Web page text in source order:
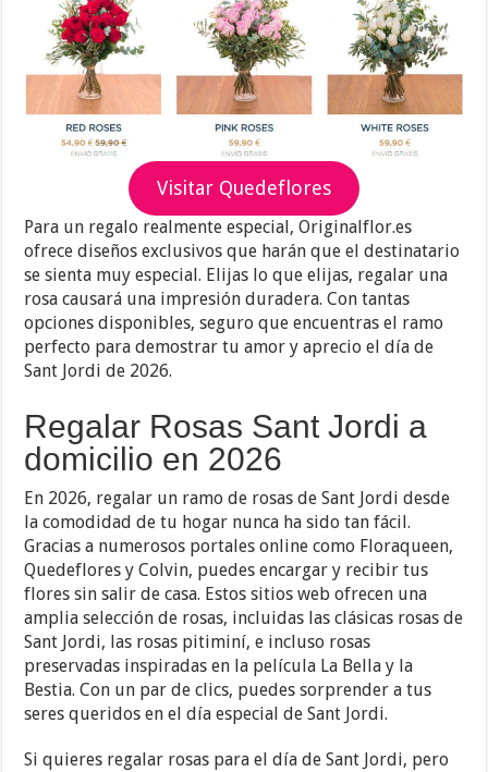
Visitar Quedeflores
Para un regalo realmente especial, Originalflor.es
ofrece diseños exclusivos que harán que el destinatario
se sienta muy especial. Elijas lo que elijas, regalar una
rosa causará una impresión duradera. Con tantas
opciones disponibles, seguro que encuentras el ramo
perfecto para demostrar tu amor y aprecio el día de
Sant Jordi de 2026.
Regalar Rosas Sant Jordi a
domicilio en 2026
En 2026, regalar un ramo de rosas de Sant Jordi desde
la comodidad de tu hogar nunca ha sido tan fácil.
Gracias a numerosos portales online como Floraqueen,
Quedeflores y Colvin, puedes encargar y recibir tus
flores sin salir de casa. Estos sitios web ofrecen una
amplia selección de rosas, incluidas las clásicas rosas de
Sant Jordi, las rosas pitiminí, e incluso rosas
preservadas inspiradas en la película La Bella y la
Bestia. Con un par de clics, puedes sorprender a tus
seres queridos en el día especial de Sant Jordi.
Si quieres regalar rosas para el día de Sant Jordi, pero